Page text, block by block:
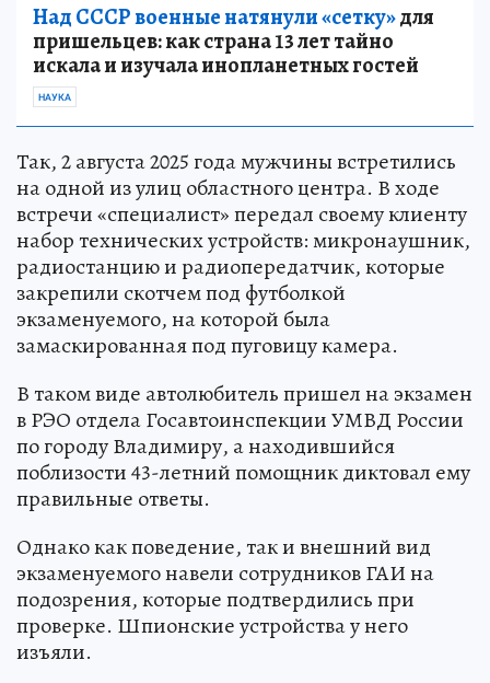
Над СССР военные натянули «сетку»для
пришельцев: как страна 13 лет тайно
искала и изучала инопланетных гостей
НАУКА
Так, 2 августа 2025 года мужчины встретились
на одной из улиц областного центра. В ходе
встречи «специалист» передал своему клиенту
набор технических устройств: микронаушник,
радиостанцию и радиопередатчик, которые
закрепили скотчем под футболкой
экзаменуемого, на которой была
замаскированная под пуговицу камера.
В таком виде автолюбитель пришел на экзамен
в РЭО отдела Госавтоинспекции УМВД России
по городу Владимиру, а находившийся
поблизости 43-летний помощник диктовал ему
правильные ответы.
Однако как поведение, так и внешний вид
экзаменуемого навели сотрудников ГАИ на
подозрения, которые подтвердились при
проверке. Шпионские устройства у него
изъяли.